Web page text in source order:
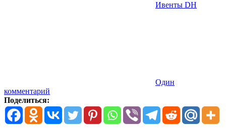
Ивенты DH
Один
комментарий
Поделиться: